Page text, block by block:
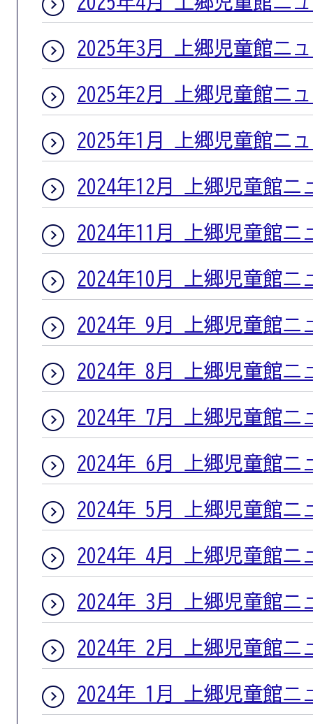
2025年3月 上郷児童館ニ
2025年2月 上郷児童館ニ
2025年1月 上郷児童館ニ
2024年12月 上郷児童館ニ
2024年11月 上郷児童館ニ
2024年10月 上郷児童館ニ
2024年 9月 上郷児童館ニ
2024年 8月 上郷児童館ニ
2024年 7月 上郷児童館ニ
2024年 6月 上郷児童館ニ
2024年 5月 上郷児童館ニ
2024年 4月 上郷児童館ニ
2024年 3月 上郷児童館ニ
2024年 2月 上郷児童館ニ
2024年 1月 上郷児童館ニ